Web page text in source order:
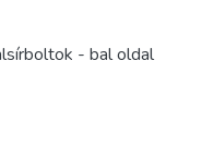
- bal oldal